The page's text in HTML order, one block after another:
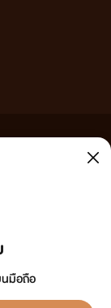
มือถือ
อ่านทุกท่านโปรดใช้
กฎหมายและศีลธรรม
งนี้ ทางเว็บไซต์ขอสงวน